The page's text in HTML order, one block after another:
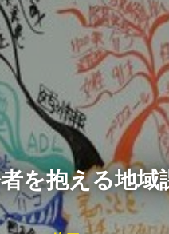
者を抱える地